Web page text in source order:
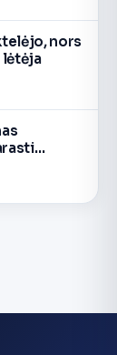
nors
lėtėja